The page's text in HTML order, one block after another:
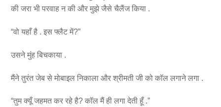
की जरा भी परवाह न की और मुझे जैसे चैलैंज किया .
“वो यहाँ है . इस फ्लैट में?”
उसने मुंह बिचकाया .
मैंने तुरंत जेब से मोबाइल निकाला और श्रीमती जी को कॉल लगाने लगा .
“तुम क्यूँ जहमत कर रहे है? कॉल मैं ही लगा देती हूँ .”